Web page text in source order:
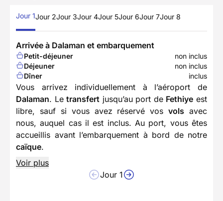
Jour 1Jour 2Jour 3Jour 4Jour 5Jour 6Jour 7Jour 8
Arrivée à Dalaman et embarquement
Petit-déjeuner
non inclus
Déjeuner
non inclus
Dîner
inclus
Vous arrivez individuellement à l’aéroport de
Dalaman. Letransfert jusqu’au port de Fethiye est
libre, sauf si vous avez réservé vosvols avec
nous, auquel cas il est inclus. Au port, vous êtes
accueillis avant l’embarquement à bord de notre
caïque.
Voir plus
Jour 1